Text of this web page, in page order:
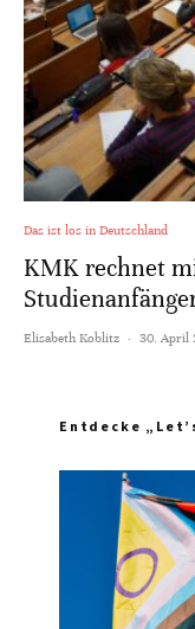
Das ist los in Deutschland
KMK rechnet
Elisabeth Koblitz · 30. April
Entdecke